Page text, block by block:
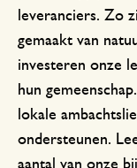
leveranciers. Zo
gemaakt van
investeren onze
hun
lokale
ondersteunen.
aantal van onze